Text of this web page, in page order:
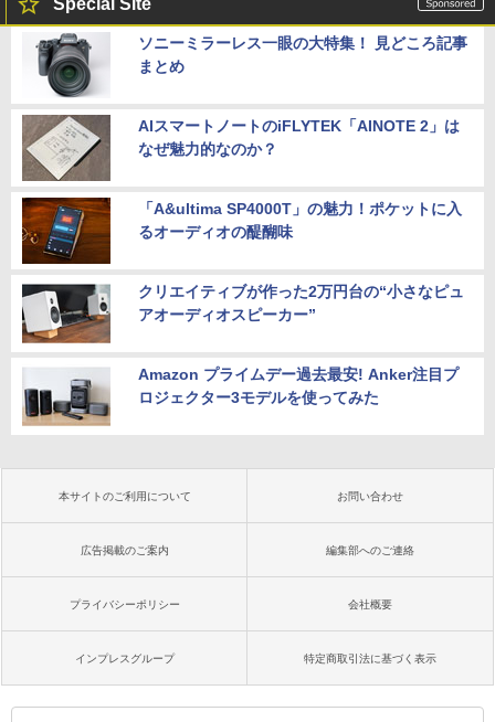
Special Site
ソニーミラーレス一眼の大特集！ 見どころ記事
まとめ
AIスマートノートのiFLYTEK「AINOTE 2」は
なぜ魅力的なのか？
「A&ultima SP4000T」の魅力！ポケットに入
るオーディオの醍醐味
クリエイティブが作った2万円台の“小さなピュ
アオーディオスピーカー”
Amazon プライムデー過去最安! Anker注目プ
ロジェクター3モデルを使ってみた
本サイトのご利用について お問い合わせ
広告掲載のご案内 編集部へのご連絡
プライバシーポリシー 会社概要
インプレスグループ 特定商取引法に基づく表示